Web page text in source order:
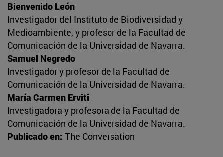
Bienvenido León
Investigador del Instituto de Biodiversidad y
Medioambiente, y profesor de la Facultad de
Comunicación de la Universidad de Navarra.
Samuel Negredo
Investigador y profesor de la Facultad de
Comunicación de la Universidad de Navarra.
María Carmen Erviti
Investigadora y profesora de la Facultad de
Comunicación de la Universidad de Navarra.
Publicado en: The Conversation